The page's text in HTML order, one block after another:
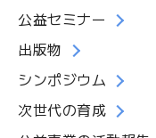
公益セミナー
出版物
シンポジウム
次世代の育成